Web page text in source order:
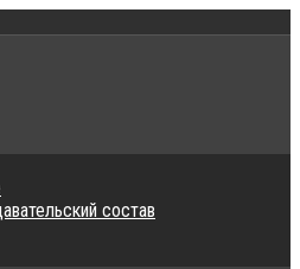
состав